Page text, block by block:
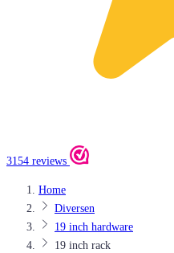
3154 reviews
Home
Diversen
19 inch hardware
19 inch rack